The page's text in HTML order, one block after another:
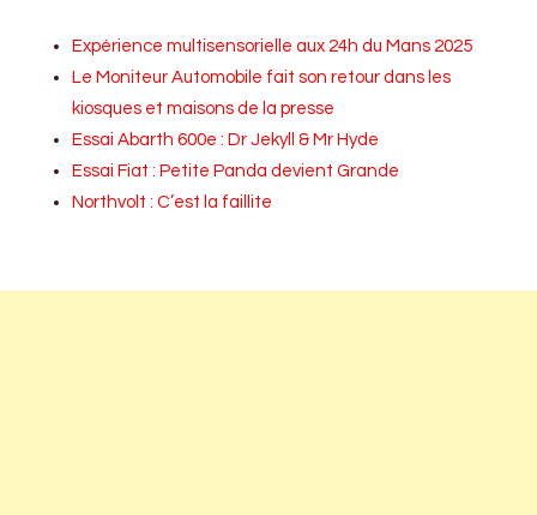
Expérience multisensorielle aux 24h du Mans 2025
Le Moniteur Automobile fait son retour dans les
kiosques et maisons de la presse
Essai Abarth 600e : Dr Jekyll & Mr Hyde
Essai Fiat : Petite Panda devient Grande
Northvolt : C’est la faillite